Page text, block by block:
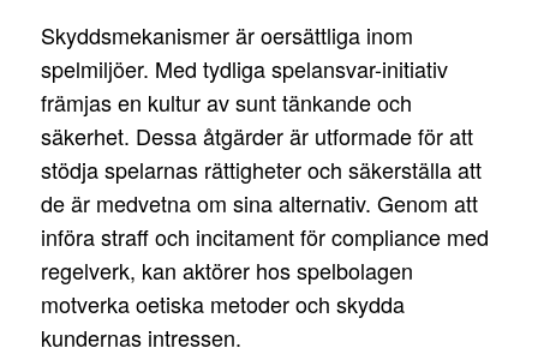
Skyddsmekanismer är oersättliga inom
spelmiljöer. Med tydliga spelansvar-initiativ
främjas en kultur av sunt tänkande och
säkerhet. Dessa åtgärder är utformade för att
stödja spelarnas rättigheter och säkerställa att
de är medvetna om sina alternativ. Genom att
införa straff och incitament för compliance med
regelverk, kan aktörer hos spelbolagen
motverka oetiska metoder och skydda
kundernas intressen.